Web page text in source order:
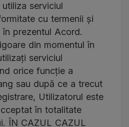
serviciul
cu termenii și
prezentul Acord.
din momentul în
serviciul
orice funcție a
sau după ce a trecut
Utilizatorul este
în totalitate
ÎN CAZUL CAZUL